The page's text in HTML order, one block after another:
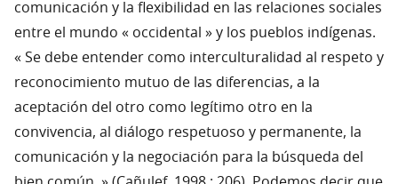
comunicación y la flexibilidad en las relaciones sociales
entre el mundo « occidental » y los pueblos indígenas.
« Se debe entender como interculturalidad al respeto y
reconocimiento mutuo de las diferencias, a la
aceptación del otro como legítimo otro en la
convivencia, al diálogo respetuoso y permanente, la
comunicación y la negociación para la búsqueda del